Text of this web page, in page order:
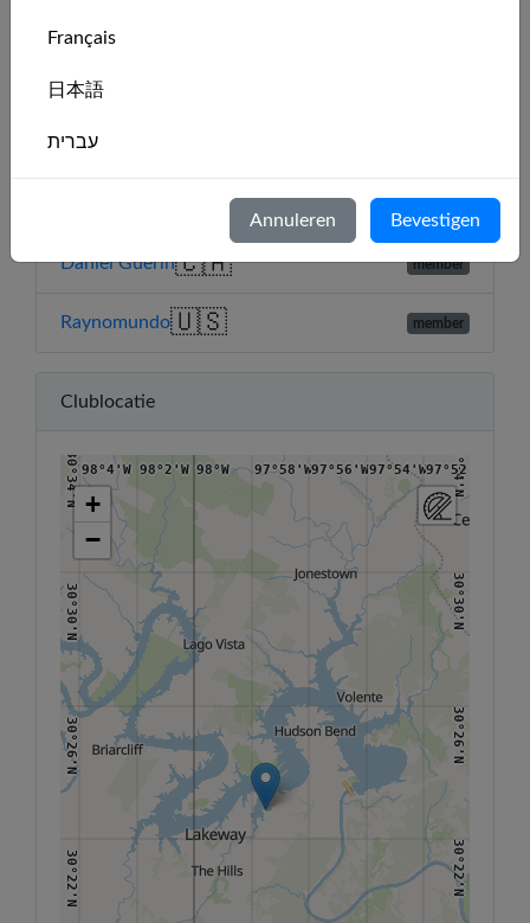
🇺🇸
Jerry
Julio
Daniel Guerin🇨🇦 member
Raynomundo🇺🇸 member
Clublocatie
98°4'W 98°2'W 98°W 97°58'W97°56'W97°54'W97°52'W
30°22'N 30°22'N
30°26'N 30°26'N
30°30'N 30°30'N
30°34'N 30°34'N
+
−
Français
日本語
עברית
Annuleren Bevestigen